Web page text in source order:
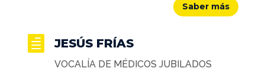
Saber más
 JESÚS FRÍAS
VOCALÍA DE MÉDICOS JUBILADOS